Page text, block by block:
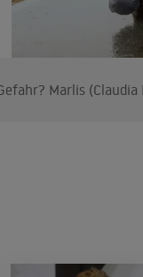
Marlis